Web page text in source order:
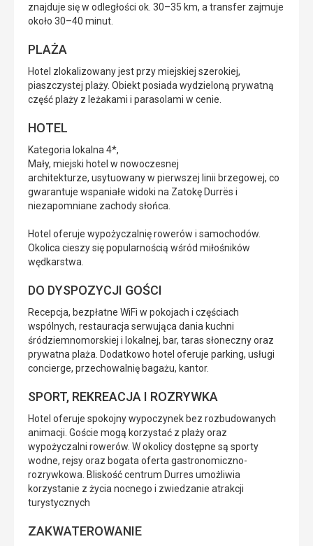
znajduje się w odległości ok. 30–35 km, a transfer zajmuje
około 30–40 minut.
PLAŻA
Hotel zlokalizowany jest przy miejskiej szerokiej,
piaszczystej plaży. Obiekt posiada wydzieloną prywatną
część plaży z leżakami i parasolami w cenie.
HOTEL
Kategoria lokalna 4*,
Mały, miejski hotel w nowoczesnej
architekturze, usytuowany w pierwszej linii brzegowej, co
gwarantuje wspaniałe widoki na Zatokę Durrës i
niezapomniane zachody słońca.
Hotel oferuje wypożyczalnię rowerów i samochodów.
Okolica cieszy się popularnością wśród miłośników
wędkarstwa.
DO DYSPOZYCJI GOŚCI
Recepcja, bezpłatne WiFi w pokojach i częściach
wspólnych, restauracja serwująca dania kuchni
śródziemnomorskiej i lokalnej, bar, taras słoneczny oraz
prywatna plaża. Dodatkowo hotel oferuje parking, usługi
concierge, przechowalnię bagażu, kantor.
SPORT, REKREACJA I ROZRYWKA
Hotel oferuje spokojny wypoczynek bez rozbudowanych
animacji. Goście mogą korzystać z plaży oraz
wypożyczalni rowerów. W okolicy dostępne są sporty
wodne, rejsy oraz bogata oferta gastronomiczno-
rozrywkowa. Bliskość centrum Durres umożliwia
korzystanie z życia nocnego i zwiedzanie atrakcji
turystycznych
ZAKWATEROWANIE